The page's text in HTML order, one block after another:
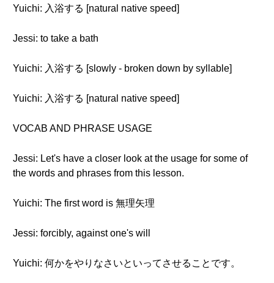
Yuichi: 入浴する [natural native speed]
Jessi: to take a bath
Yuichi: 入浴する [slowly - broken down by syllable]
Yuichi: 入浴する [natural native speed]
VOCAB AND PHRASE USAGE
Jessi: Let's have a closer look at the usage for some of
the words and phrases from this lesson.
Yuichi: The first word is 無理矢理
Jessi: forcibly, against one's will
Yuichi: 何かをやりなさいといってさせることです。